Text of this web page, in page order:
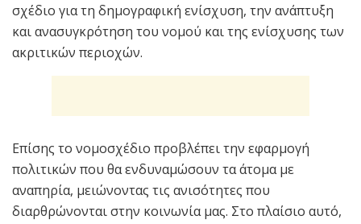
σχέδιο για τη δημογραφική ενίσχυση, την ανάπτυξη
και ανασυγκρότηση του νομού και της ενίσχυσης των
ακριτικών περιοχών.
Επίσης το νομοσχέδιο προβλέπει την εφαρμογή
πολιτικών που θα ενδυναμώσουν τα άτομα με
αναπηρία, μειώνοντας τις ανισότητες που
διαρθρώνονται στην κοινωνία μας. Στο πλαίσιο αυτό,